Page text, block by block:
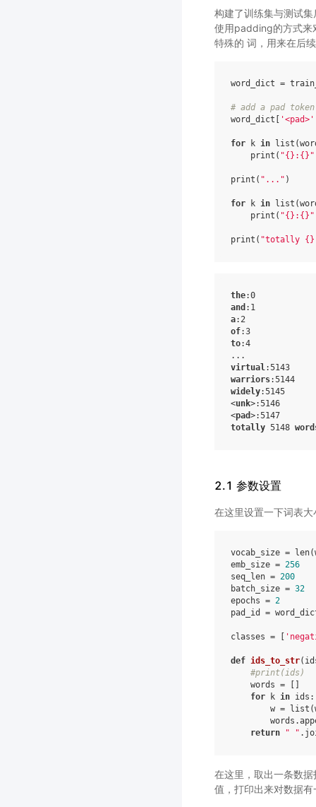
构建了训练集与测试
使用padding的方式来
特殊的 词，用来在后
word_dict =
# add a pad
word_dict
'<pad>'
for k in list (
print ( "{} : {} "
print ( "..." )
for k in list (
print ( "{} : {} "
print ( "totally {}
the:0
and : 1
a: 2
of:3
to:4
...
virtual:5143
warriors:5144
widely:5145
<unk>:5146
<pad>:5147
totally 5148
2.1 参数设置
在这里设置一下词表大
vocab_size = len(
emb_size = 256
seq_len = 200
batch_size = 32
epochs = 2
pad_id
=
classes =
def ids_to_str(
#print(ids)
words =
for
k in ids :
w = list (
words .
return
" " .
在这里，取出一条数
值，打印出来对数据